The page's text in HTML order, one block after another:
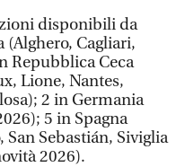
disponibili da
(Alghero, Cagliari,
Repubblica Ceca
Lione, Nantes,
2 in Germania
5 in Spagna
Sebastián, Siviglia
2026).